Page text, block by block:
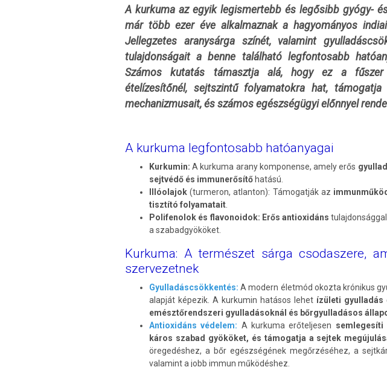
A kurkuma az egyik legismertebb és legősibb gyógy-
már több ezer éve alkalmaznak a hagyományos
Jellegzetes aranysárga színét, valamint
tulajdonságait a benne található legfontosabb
Számos kutatás támasztja alá, hogy ez a
ételízesítőnél, sejtszintű folyamatokra hat,
mechanizmusait, és számos egészségügyi előnnyel
A kurkuma legfontosabb hatóanyagai
Kurkumin: A kurkuma arany komponense, amely erős
sejtvédő és immunerősítő hatású.
Illóolajok (turmeron, atlanton): Támogatják az
tisztító folyamatait
Polifenolok és flavonoidok: Erős antioxidáns
a szabadgyököket.
Kurkuma: A természet sárga csodaszere,
szervezetnek
Gyulladáscsökkentés: A modern életmód okozta krónikus
alapját képezik. A kurkumin hatásos lehet ízületi gyulladás
emésztőrendszeri gyulladásoknál és bőrgyulladásos
Antioxidáns védelem: A kurkuma erőteljesen semlegesíti
káros szabad gyököket, és támogatja a sejtek
öregedéshez, a bőr egészségének megőrzéséhez, a
valamint a jobb immun működéshez.